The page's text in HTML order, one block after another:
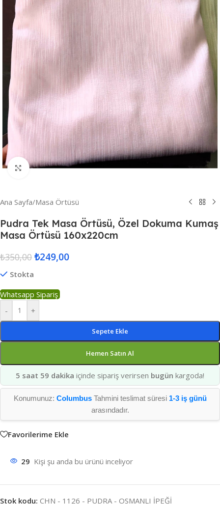
Resmi Büyüt
Ana Sayfa/Masa Örtüsü
Pudra Tek Masa Örtüsü, Özel Dokuma Kumaş
Masa Örtüsü 160x220cm
₺350,00 ₺249,00
Stokta
Whatsapp Sipariş
-
+
Sepete Ekle
Hemen Satın Al
5 saat 59 dakika içinde sipariş verirsen bugün kargoda!
Konumunuz: ColumbusTahmini teslimat süresi 1-3 iş günü
arasındadır.
Favorilerime Ekle
29 Kişi şu anda bu ürünü inceliyor
Stok kodu: CHN - 1126 - PUDRA - OSMANLI İPEĞİ